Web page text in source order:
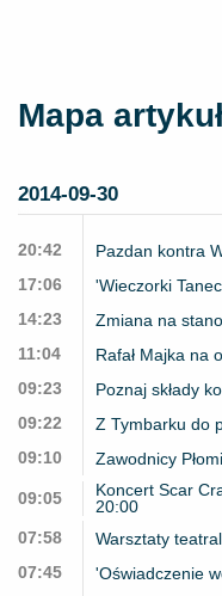
Mapa
2014-09-30
20:42
Pazdan kontra
17:06
'Wieczorki
14:23
Zmiana na
11:04
Rafał Majka na
09:23
Poznaj składy
09:22
Z Tymbarku do
09:10
Zawodnicy
09:05
Koncert Scar
20:00
07:58
Warsztaty
07:45
'Oświadczenie